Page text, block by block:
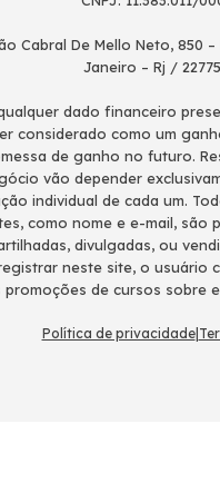
Cabral De Mello Neto, 850
Janeiro – Rj /
dado financeiro
considerado como um
de ganho no futuro.
vão depender
individual de cada um.
como nome e e-mail, são
divulgadas, ou
neste site, o usuário
promoções de cursos sobre
Política de privacidade|